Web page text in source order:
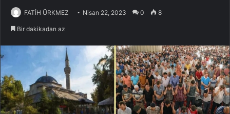
FATİH ÜRKMEZ Nisan 22, 2023 0 8
Bir dakikadan az